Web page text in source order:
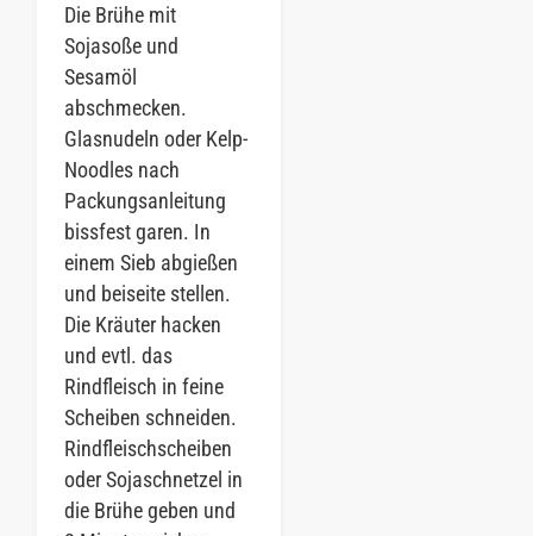
Die Brühe mit
Sojasoße und
Sesamöl
abschmecken.
Glasnudeln oder Kelp-
Noodles nach
Packungsanleitung
bissfest garen. In
einem Sieb abgießen
und beiseite stellen.
Die Kräuter hacken
und evtl. das
Rindfleisch in feine
Scheiben schneiden.
Rindfleischscheiben
oder Sojaschnetzel in
die Brühe geben und